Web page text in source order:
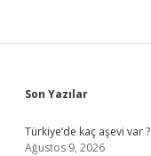
Sidebar
Son Yazılar
Türkiye’de kaç aşevi var ?
Ağustos 9, 2026